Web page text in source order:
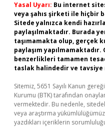
Yasal Uyarı: Bu internet
veya şahıs şirketi ile hiçbir
Sitede yalnızca kendi
paylaşılmaktadır. Burada
taşımamakta olup, gerçek
paylaşım
benzerlikleri tamamen
taslak halindedir ve tavsiye
Sitemiz, 5651 Sayılı Kanun
Kurumu (BTK) tarafından
vermektedir. Bu nedenle,
veya araştırma
yazdıkları içeriklerin